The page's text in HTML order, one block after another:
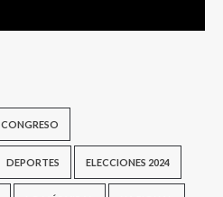
CONGRESO
DEPORTES ELECCIONES 2024